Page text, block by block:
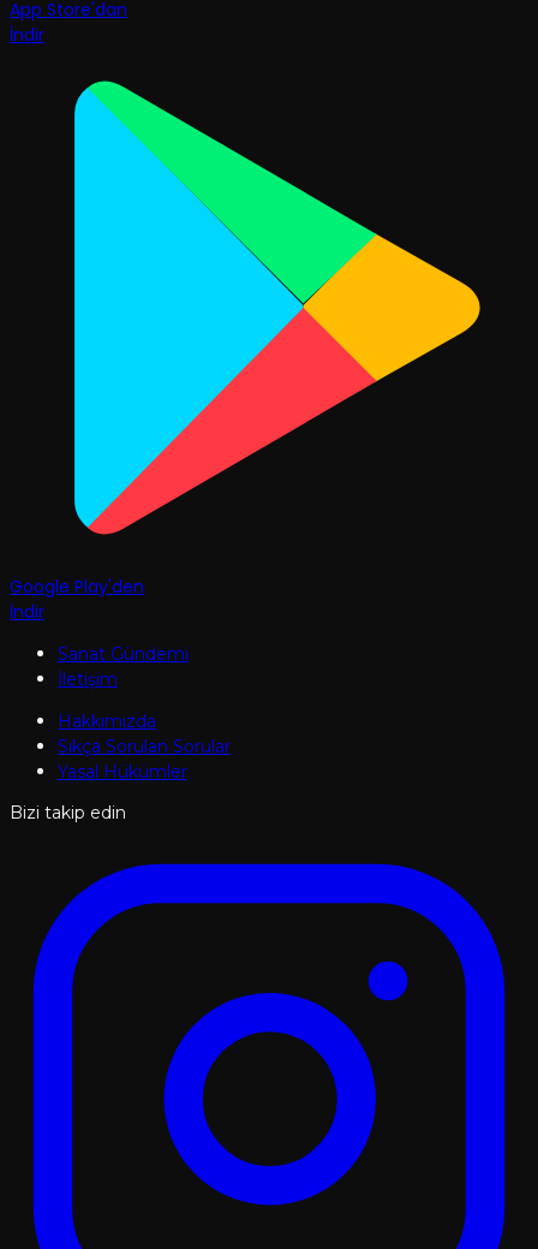
App Store'dan
İndir
Google Play'den
İndir
Sanat Gündemi
İletişim
Hakkımızda
Sıkça Sorulan Sorular
Yasal Hükümler
Bizi takip edin